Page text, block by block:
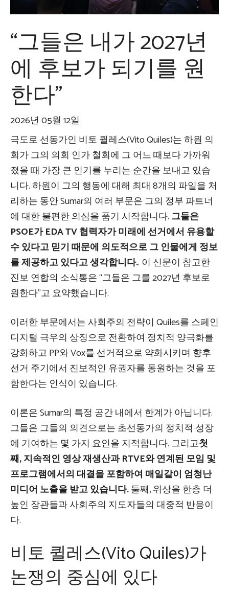
“그들은 내가 2027년
에 후보가 되기를 원
한다”
2026년 05월 12일
극도로 선동가인 비토 퀼레스(Vito Quiles)는 하원 의
회가 그의 의회 인가 철회에 그 어느 때보다 가까워
졌을 때 가장 큰 인기를 누리는 순간을 보내고 있습
니다. 하원이 그의 행동에 대해 최대 8개의 파일을 처
리하는 동안 Sumar의 여러 부문은 그의 정부 파트너
에 대한 불편한 의심을 품기 시작합니다. 그들은
PSOE가 EDA TV 협력자가 미래에 선거에서 유용할
수 있다고 믿기 때문에 의도적으로 그 인물에게 정보
를 제공하고 있다고 생각합니다.. 이 신문이 참고한
진보 연합의 소식통은 “그들은 그를 2027년 후보로
원한다”고 요약했습니다.
이러한 부문에서는 사회주의 전략이 Quiles를 스페인
디지털 극우의 상징으로 전환하여 정치적 양극화를
강화하고 PP와 Vox를 선거적으로 약화시키며 향후
선거 주기에서 진보적인 유권자를 동원하는 것을 포
함한다는 인식이 있습니다.
이론은 Sumar의 특정 공간 내에서 한계가 아닙니다.
그들은 그들의 의견으로는 초선동가의 정치적 성장
에 기여하는 몇 가지 요인을 지적합니다. 그리고첫
째, 지속적인 영상 재생산과 RTVE와 연계된 모임 및
프로그램에서의 대결을 포함하여 매일같이 엄청난
미디어 노출을 받고 있습니다.둘째, 위상을 한층 더
높인 장관들과 사회주의 지도자들의 대중적 반응이
다.
비토 퀼레스(Vito Quiles)가
논쟁의 중심에 있다